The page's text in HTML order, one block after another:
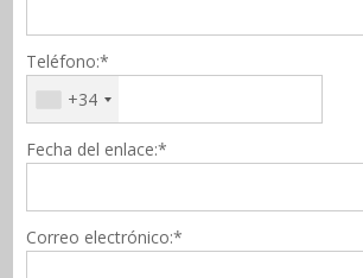
Teléfono:*
+34
Fecha del enlace:*
Correo electrónico:*